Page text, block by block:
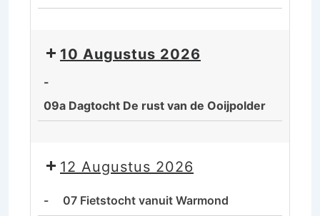
Rondrit
Vaartocht
10 Augustus 2026
-
09a Dagtocht De rust van de Ooijpolder
De 12 Augustus 2026
- 07 Fietstocht vanuit Warmond